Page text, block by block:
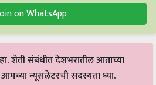
on WhatsApp
शेती संबंधीत देशभरातील आताच्या
न्यूसलेटरची सदस्यता घ्या.